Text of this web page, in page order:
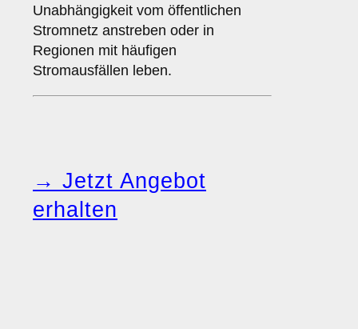
Unabhängigkeit vom öffentlichen
Stromnetz anstreben oder in
Regionen mit häufigen
Stromausfällen leben.
→ Jetzt Angebot
erhalten